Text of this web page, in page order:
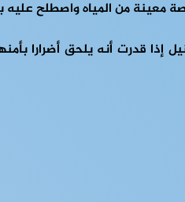
قدرت أنه يلحق أضرارا